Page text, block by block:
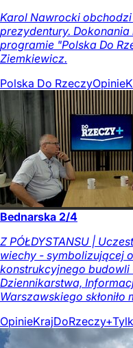
Karol Nawrocki
prezydentury.
programie "Polska Do
Ziemkiewicz.
Polska Do RzeczyOpinie
Bednarska 2/4
Z PÓŁDYSTANSU |
wiechy - symbolizującej
konstrukcyjnego budowli
Dziennikarstwa,
Warszawskiego skłoniło
OpinieKrajDoRzeczy+